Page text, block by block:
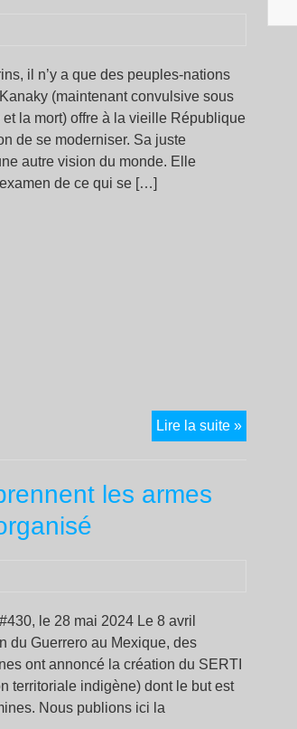
il n’y a que des peuples-nations
(maintenant convulsive sous
et la mort) offre à la vieille République
de se moderniser. Sa juste
autre vision du monde. Elle
de ce qui se […]
Lire la suite »Patrick
les armes
le 28 mai 2024 Le 8 avril
du Guerrero au Mexique, des
ont annoncé la création du SERTI
territoriale indigène) dont le but est
Nous publions ici la